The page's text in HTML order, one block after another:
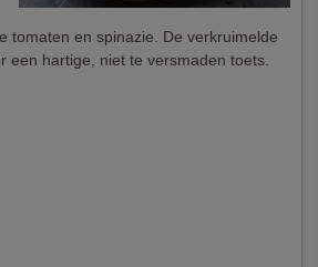
tomaten en spinazie. De verkruimelde
een hartige, niet te versmaden toets.